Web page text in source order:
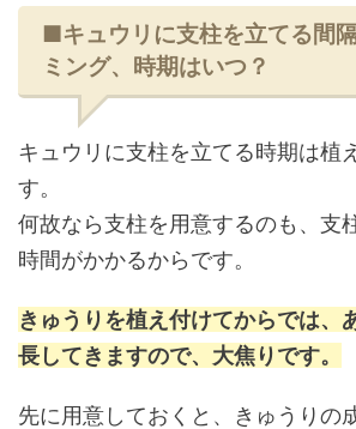
■キュウリに支柱を立てる間
ミング、時期はいつ？
キュウリに支柱を立てる時期は植
す。
何故なら支柱を用意するのも、支
時間がかかるからです。
きゅうりを植え付けてからでは、
長してきますので、大焦りです。
先に用意しておくと、きゅうりの